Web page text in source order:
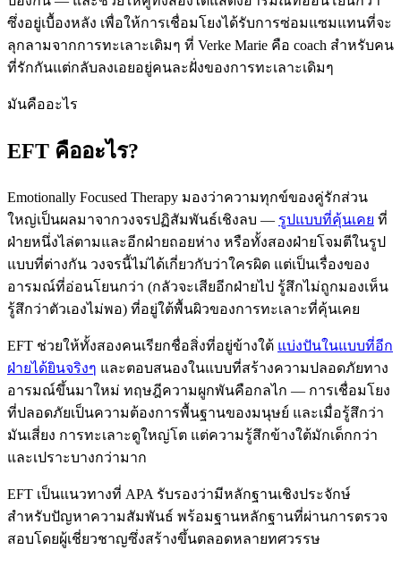
ซึ่งอยู่เบื้องหลัง เพื่อให้การเชื่อมโยงได้รับการซ่อมแซมแทนที่จะ
ลุกลามจากการทะเลาะเดิมๆ ที่ Verke Marie คือ coach สำหรับคน
ที่รักกันแต่กลับลงเอยอยู่คนละฝั่งของการทะเลาะเดิมๆ
มันคืออะไร
EFT คืออะไร?
Emotionally Focused Therapy มองว่าความทุกข์ของคู่รักส่วน
ใหญ่เป็นผลมาจากวงจรปฏิสัมพันธ์เชิงลบ — รูปแบบที่คุ้นเคย ที่
ฝ่ายหนึ่งไล่ตามและอีกฝ่ายถอยห่าง หรือทั้งสองฝ่ายโจมตีในรูป
แบบที่ต่างกัน วงจรนี้ไม่ได้เกี่ยวกับว่าใครผิด แต่เป็นเรื่องของ
อารมณ์ที่อ่อนโยนกว่า (กลัวจะเสียอีกฝ่ายไป รู้สึกไม่ถูกมองเห็น
รู้สึกว่าตัวเองไม่พอ) ที่อยู่ใต้พื้นผิวของการทะเลาะที่คุ้นเคย
EFT ช่วยให้ทั้งสองคนเรียกชื่อสิ่งที่อยู่ข้างใต้ แบ่งปันในแบบที่อีก
ฝ่ายได้ยินจริงๆ และตอบสนองในแบบที่สร้างความปลอดภัยทาง
อารมณ์ขึ้นมาใหม่ ทฤษฎีความผูกพันคือกลไก — การเชื่อมโยง
ที่ปลอดภัยเป็นความต้องการพื้นฐานของมนุษย์ และเมื่อรู้สึกว่า
มันเสี่ยง การทะเลาะดูใหญ่โต แต่ความรู้สึกข้างใต้มักเด็กกว่า
และเปราะบางกว่ามาก
EFT เป็นแนวทางที่ APA รับรองว่ามีหลักฐานเชิงประจักษ์
สำหรับปัญหาความสัมพันธ์ พร้อมฐานหลักฐานที่ผ่านการตรวจ
สอบโดยผู้เชี่ยวชาญซึ่งสร้างขึ้นตลอดหลายทศวรรษ